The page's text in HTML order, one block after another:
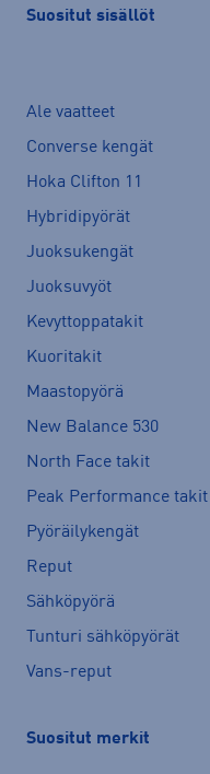
Suositut sisällöt
Ale vaatteet
Converse kengät
Hoka Clifton 11
Hybridipyörät
Juoksukengät
Juoksuvyöt
Kevyttoppatakit
Kuoritakit
Maastopyörä
New Balance 530
North Face takit
Peak Performance takit
Pyöräilykengät
Reput
Sähköpyörä
Tunturi sähköpyörät
Vans-reput
Suositut merkit